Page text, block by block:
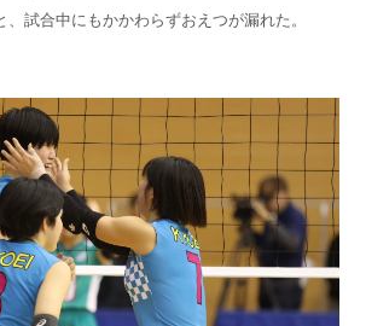
試合中にもかかわらずおえつが漏れた。